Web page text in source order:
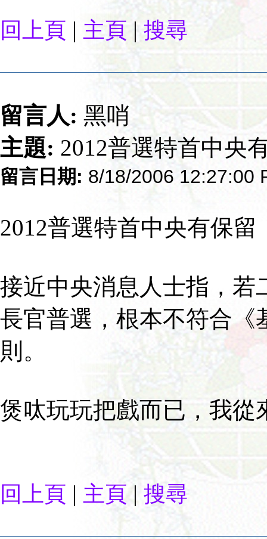
回上頁 | 主頁 | 搜尋
留言人: 黑哨
主題: 2012普選特首中央
留言日期: 8/18/2006 12:27:00
2012普選特首中央有保留
接近中央消息人士指，
長官普選，根本不符合《
則。
煲呔玩玩把戲而已，我從
回上頁 | 主頁 | 搜尋